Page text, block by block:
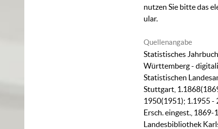
nutzen Sie bitte das
ular.
Quellenangabe
Statistisches
Württemberg -
Statistischen
Stuttgart,
1950(1951); 1.1955 -
Ersch. eingest., 1869-
Landesbibliothek